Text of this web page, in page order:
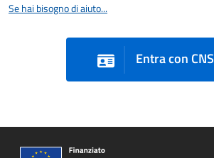
Se hai bisogno di aiuto...
Entra con CNS